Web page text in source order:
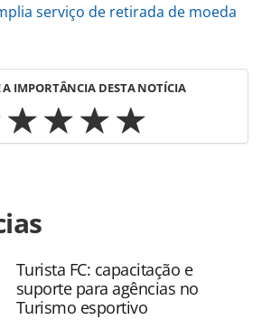
serviço de retirada de moeda
A IMPORTÂNCIA DESTA NOTÍCIA
mercado/economia-e-
de-dolar-no-banco-itau-quase-
ou as ferramentas
Todo o conteúdo produzido pela
protegido pela legislação brasileira
Não reproduza o conteúdo sem
Turista FC: capacitação e
suporte para agências no
Turismo esportivo